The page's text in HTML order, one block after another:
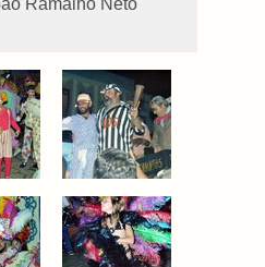
Ramalho Neto